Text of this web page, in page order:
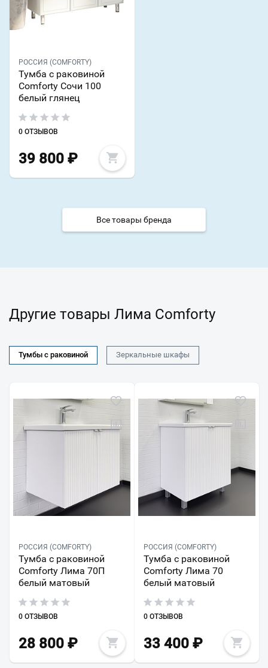
РОССИЯ (COMFORTY)
Тумба с раковиной
Comforty Сочи 100
белый глянец
0 ОТЗЫВОВ
39 800 ₽
Все товары бренда
Другие товары Лима Comforty
Тумбы с раковиной Зеркальные шкафы
РОССИЯ (COMFORTY)
Тумба с раковиной
Comforty Лима 70П
белый матовый
0 ОТЗЫВОВ
28 800 ₽
РОССИЯ (COMFORTY)
Тумба с раковиной
Comforty Лима 70
белый матовый
0 ОТЗЫВОВ
33 400₽